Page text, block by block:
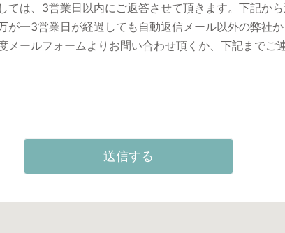
ては、3営業日以内にご返答させて頂きます。下記か
が一3営業日が経過しても自動返信メール以外の弊社
メールフォームよりお問い合わせ頂くか、下記までご